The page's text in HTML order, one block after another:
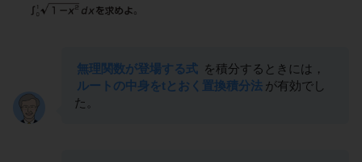
無理関数が登場する式 を積分するときには，
ルートの中身をtとおく置換積分法 が有効でし
た。